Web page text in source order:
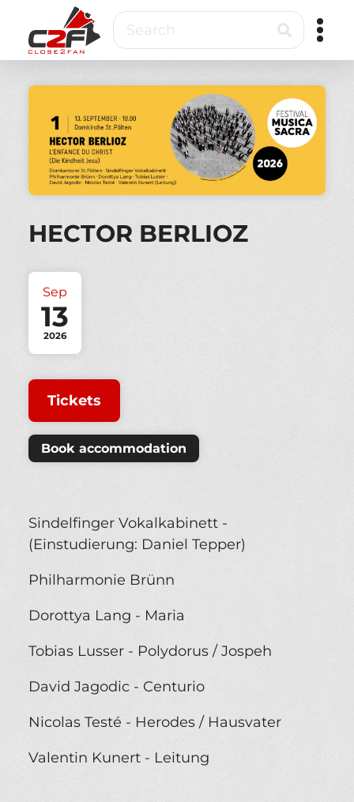
main
content
to
VIP
ticketing
Search
HECTOR BERLIOZ
Sep
13
2026
Tickets
Book accommodation
Sindelfinger Vokalkabinett -
(Einstudierung: Daniel Tepper)
Philharmonie Brünn
Dorottya Lang - Maria
Tobias Lusser - Polydorus / Jospeh
David Jagodic - Centurio
Nicolas Testé - Herodes / Hausvater
Valentin Kunert - Leitung